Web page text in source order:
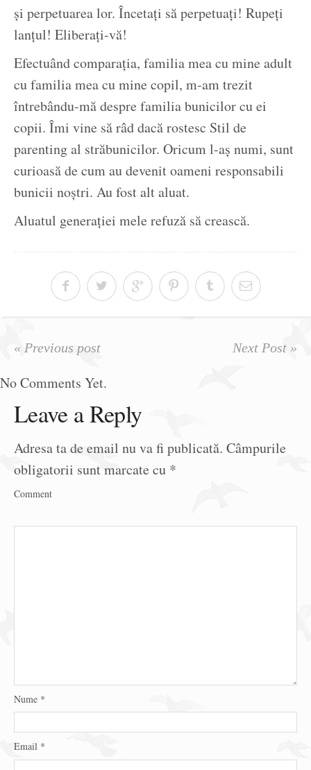
și perpetuarea lor. Încetați să perpetuați! Rupeți
lanțul! Eliberați-vă!
Efectuând comparația, familia mea cu mine adult
cu familia mea cu mine copil, m-am trezit
întrebându-mă despre familia bunicilor cu ei
copii. Îmi vine să râd dacă rostesc Stil de
parenting al străbunicilor. Oricum l-aș numi, sunt
curioasă de cum au devenit oameni responsabili
bunicii noștri. Au fost alt aluat.
Aluatul generației mele refuză să crească.
« Previous post Next Post »
No Comments Yet.
Leave a Reply
Adresa ta de email nu va fi publicată. Câmpurile
obligatorii sunt marcate cu *
Comment
Nume *
Email *